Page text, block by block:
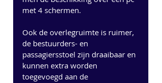
met 4 schermen.
Ook de overlegruimte is ruimer,
de bestuurders- en
passagiersstoel zijn draaibaar en
kunnen extra worden
toegevoegd aan de